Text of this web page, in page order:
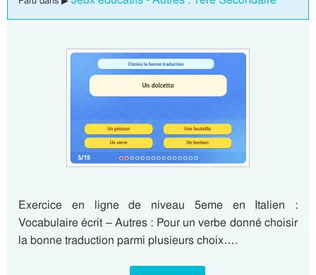
Exercice en ligne de niveau 5eme en Italien :
Vocabulaire écrit – Autres : Pour un verbe donné choisir
la bonne traduction parmi plusieurs choix….